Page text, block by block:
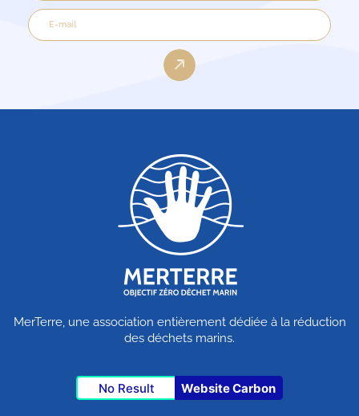
MerTerre, une association entièrement dédiée à la réduction
des déchets marins.
No Result Website Carbon